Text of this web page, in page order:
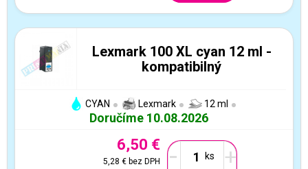
Lexmark 100 XL cyan 12 ml -
kompatibilný
CYAN Lexmark 12 ml
Doručíme 10.08.2026
6,50 €
5,28 €bez DPH - +